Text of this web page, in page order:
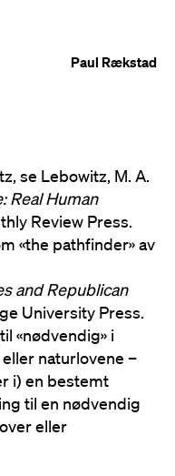
Paul Rækstad
se Lebowitz, M. A.
Real Human
Review Press.
«the pathfinder» av
and Republican
University Press.
«nødvendig» i
naturlovene –
i) en bestemt
til en nødvendig
eller